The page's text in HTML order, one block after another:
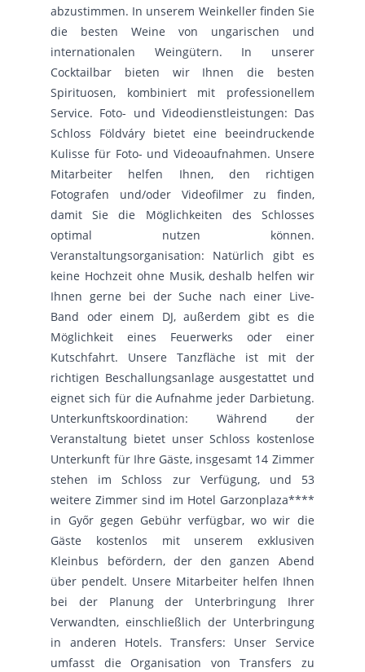
abzustimmen. In unserem Weinkeller finden Sie
die besten Weine von ungarischen und
internationalen Weingütern. In unserer
Cocktailbar bieten wir Ihnen die besten
Spirituosen, kombiniert mit professionellem
Service. Foto- und Videodienstleistungen: Das
Schloss Földváry bietet eine beeindruckende
Kulisse für Foto- und Videoaufnahmen. Unsere
Mitarbeiter helfen Ihnen, den richtigen
Fotografen und/oder Videofilmer zu finden,
damit Sie die Möglichkeiten des Schlosses
optimal nutzen können.
Veranstaltungsorganisation: Natürlich gibt es
keine Hochzeit ohne Musik, deshalb helfen wir
Ihnen gerne bei der Suche nach einer Live-
Band oder einem DJ, außerdem gibt es die
Möglichkeit eines Feuerwerks oder einer
Kutschfahrt. Unsere Tanzfläche ist mit der
richtigen Beschallungsanlage ausgestattet und
eignet sich für die Aufnahme jeder Darbietung.
Unterkunftskoordination: Während der
Veranstaltung bietet unser Schloss kostenlose
Unterkunft für Ihre Gäste, insgesamt 14 Zimmer
stehen im Schloss zur Verfügung, und 53
weitere Zimmer sind im Hotel Garzonplaza****
in Győr gegen Gebühr verfügbar, wo wir die
Gäste kostenlos mit unserem exklusiven
Kleinbus befördern, der den ganzen Abend
über pendelt. Unsere Mitarbeiter helfen Ihnen
bei der Planung der Unterbringung Ihrer
Verwandten, einschließlich der Unterbringung
in anderen Hotels. Transfers: Unser Service
umfasst die Organisation von Transfers zu